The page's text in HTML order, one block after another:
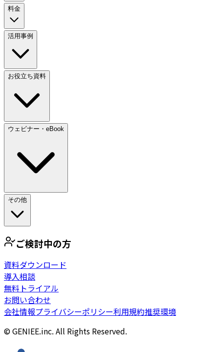
料金
活用事例
お役立ち資料
ウェビナー・eBook
その他
ご検討中の方
資料ダウンロード
導入相談
無料トライアル
お問い合わせ
会社情報プライバシーポリシー利用規約推奨環境
© GENIEE.inc. All Rights Reserved.